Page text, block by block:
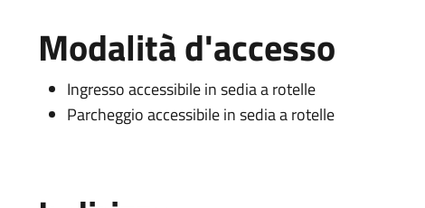
Modalità d'accesso
Ingresso accessibile in sedia a rotelle
Parcheggio accessibile in sedia a rotelle